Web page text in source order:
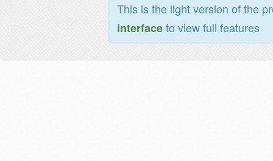
This is the light version of the
interfaceto view full features